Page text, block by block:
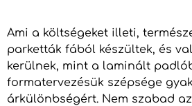
Ami a költségeket illeti,
parketták fából készültek, és
kerülnek, mint a laminált
formatervezésük szépsége
árkülönbségért. Nem szabad